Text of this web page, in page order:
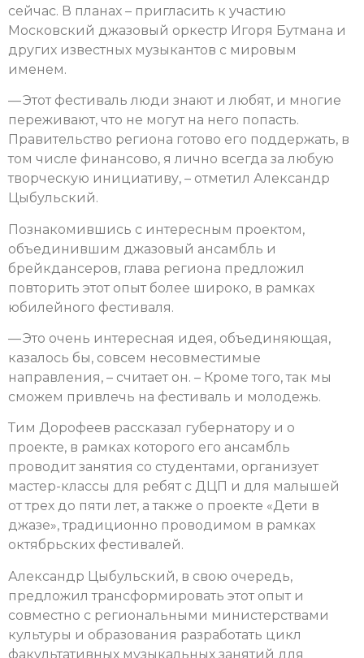
сейчас. В планах – пригласить к участию
Московский джазовый оркестр Игоря Бутмана и
других известных музыкантов с мировым
именем.
— Этот фестиваль люди знают и любят, и многие
переживают, что не могут на него попасть.
Правительство региона готово его поддержать, в
том числе финансово, я лично всегда за любую
творческую инициативу, – отметил Александр
Цыбульский.
Познакомившись с интересным проектом,
объединившим джазовый ансамбль и
брейкдансеров, глава региона предложил
повторить этот опыт более широко, в рамках
юбилейного фестиваля.
— Это очень интересная идея, объединяющая,
казалось бы, совсем несовместимые
направления, – считает он. – Кроме того, так мы
сможем привлечь на фестиваль и молодежь.
Тим Дорофеев рассказал губернатору и о
проекте, в рамках которого его ансамбль
проводит занятия со студентами, организует
мастер-классы для ребят с ДЦП и для малышей
от трех до пяти лет, а также о проекте «Дети в
джазе», традиционно проводимом в рамках
октябрьских фестивалей.
Александр Цыбульский, в свою очередь,
предложил трансформировать этот опыт и
совместно с региональными министерствами
культуры и образования разработать цикл
факультативных музыкальных занятий для